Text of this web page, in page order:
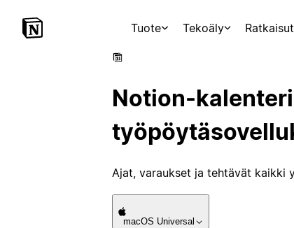
Tuote Tekoäly Ratkaisut
Notion-
Ajat, varaukset ja tehtävät kaikki
macOS Universal